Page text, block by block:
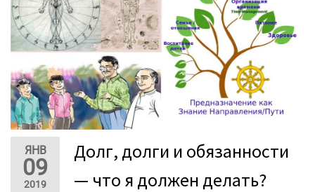
ЯНВ
09
2019
Долг, долги и обязанности
— что я должен делать?